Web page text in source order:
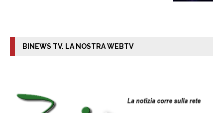
BINEWS TV. LA NOSTRA WEBTV